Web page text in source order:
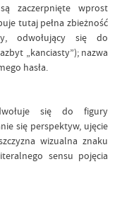
zaczerpnięte wprost
tutaj pełna zbieżność
odwołujący się do
„kanciasty”); nazwa
hasła.
się do figury
się perspektyw, ujęcie
wizualna znaku
sensu pojęcia